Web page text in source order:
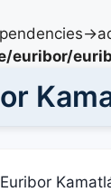
euribor/